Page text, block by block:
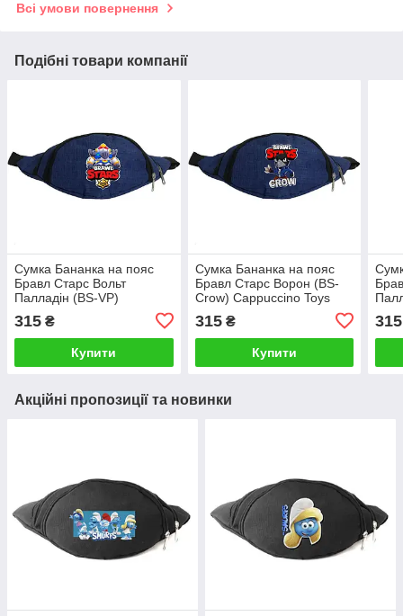
Всі умови повернення
Подібні товари компанії
Сумка Бананка на пояс
Бравл Старс Вольт
Палладін (BS-VP)
315 ₴
Купити
Сумка Бананка на пояс
Бравл Старс Ворон (BS-
Crow) Cappuccino Toys
315₴
Купити
315
Акційні пропозиції та новинки